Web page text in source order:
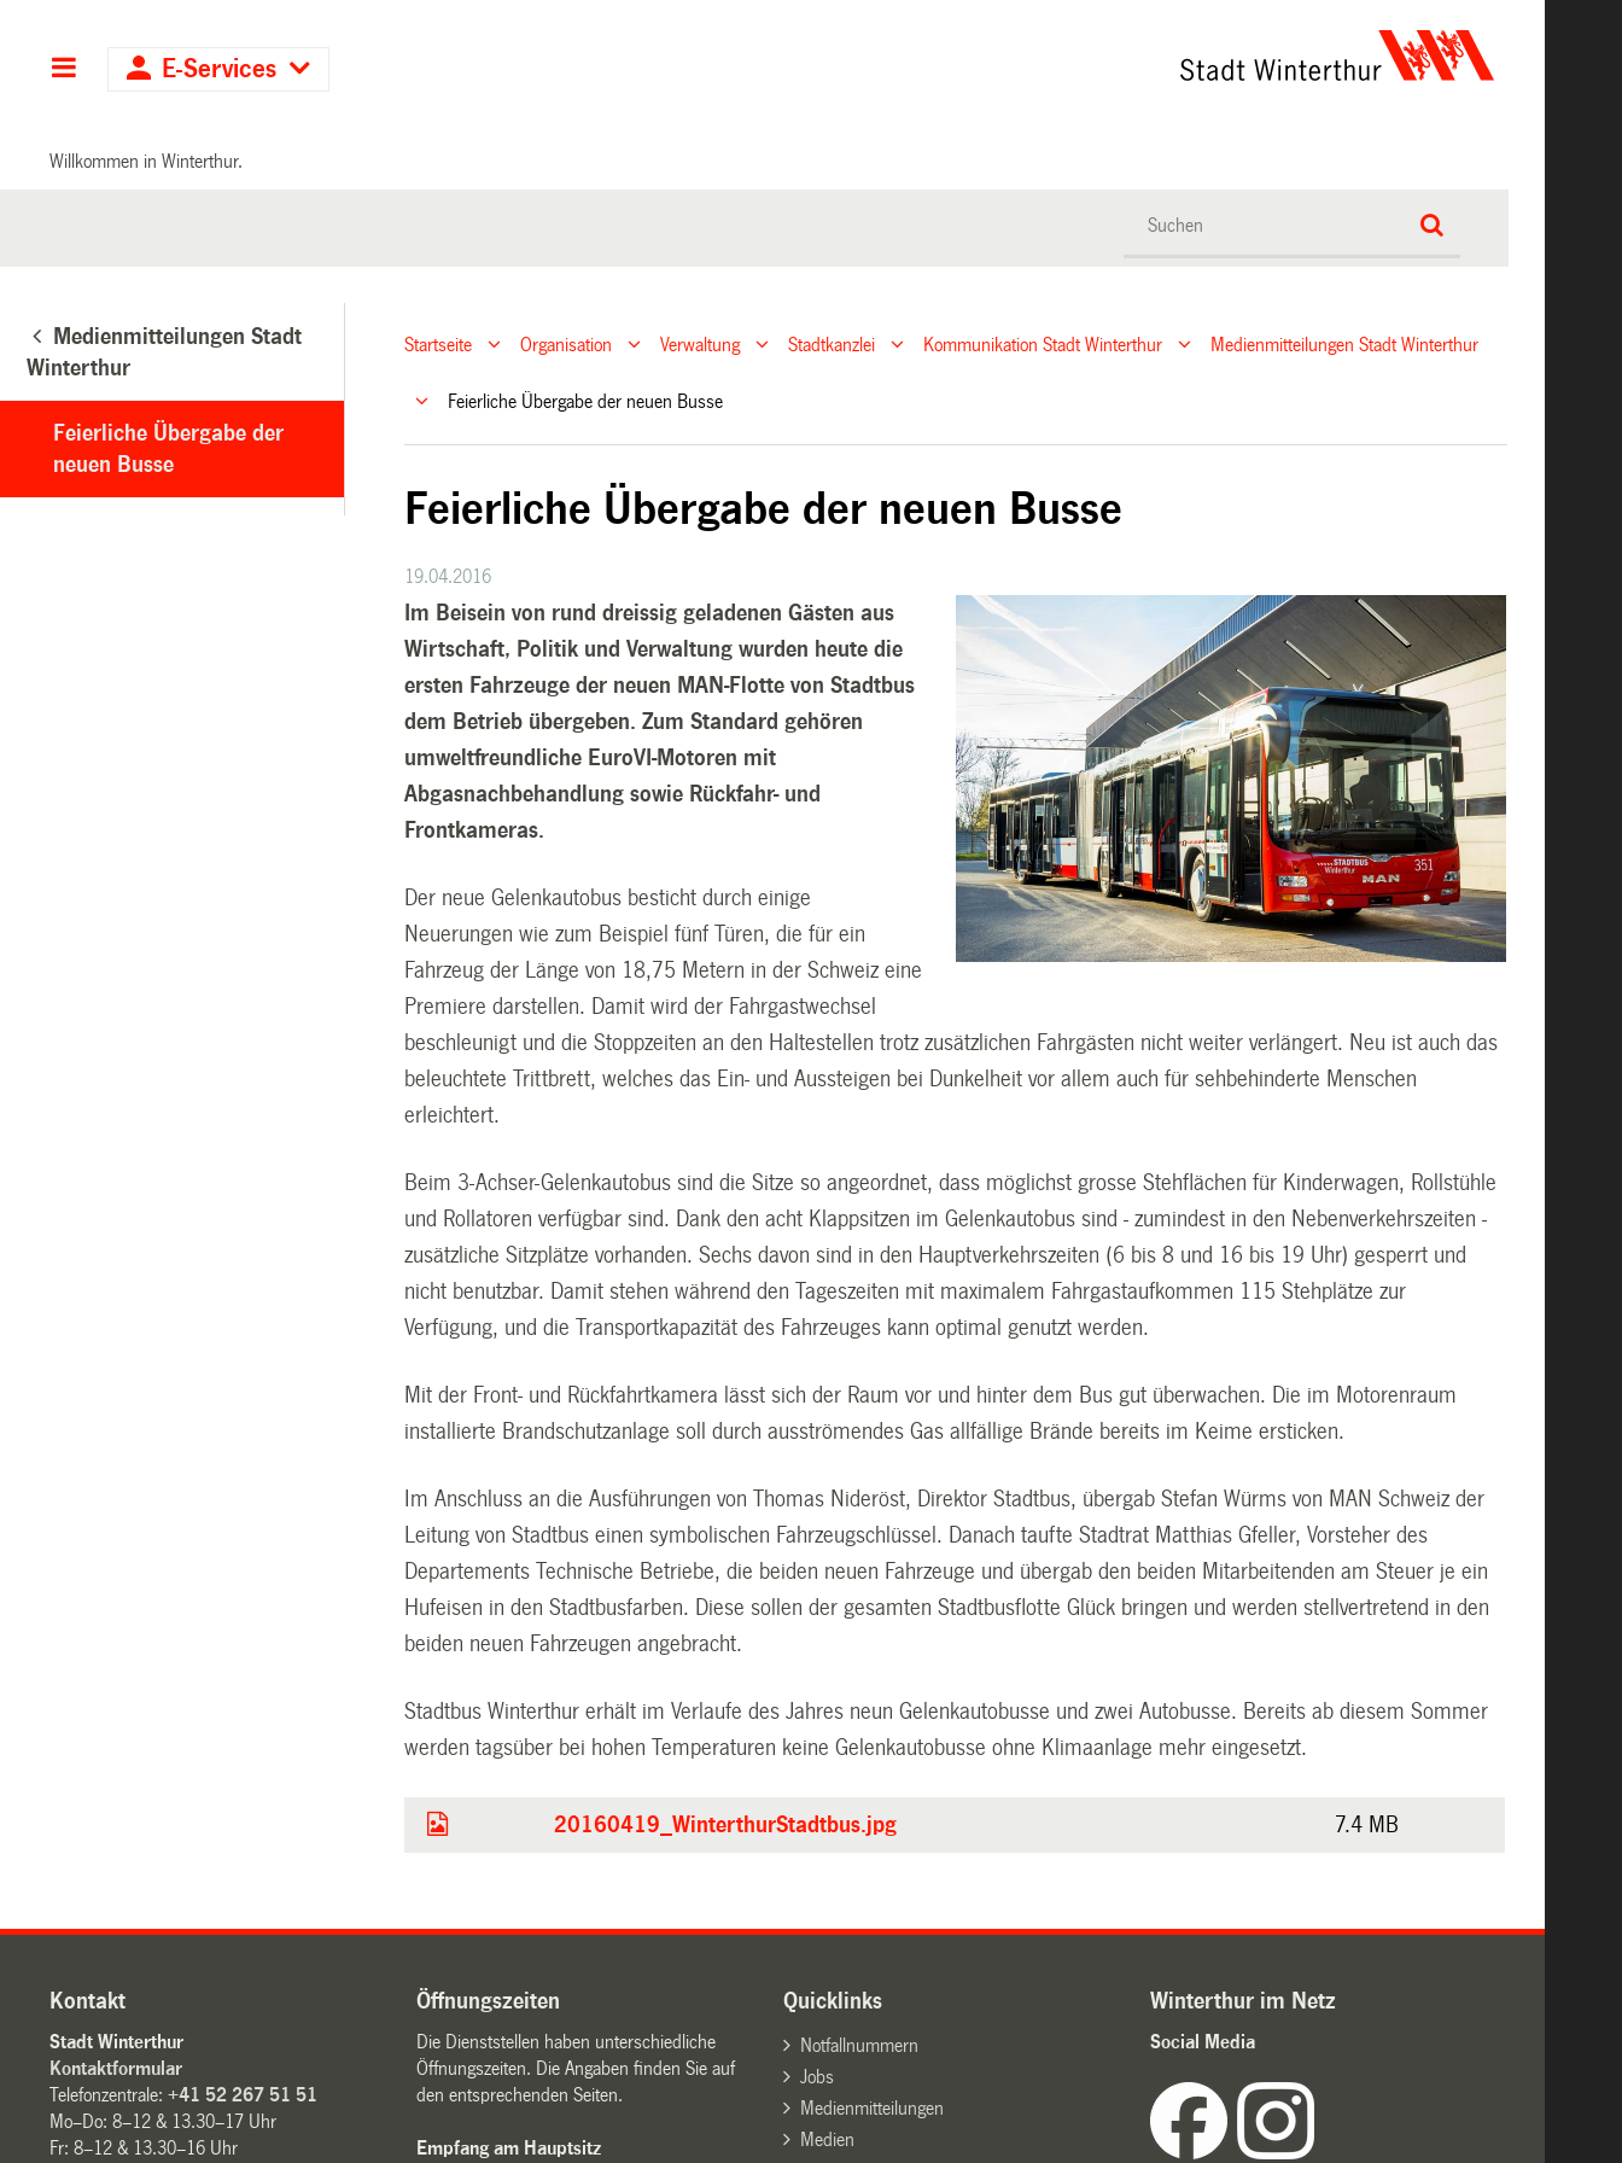
Hauptnavigation
E-Services
Willkommen in Winterthur.
Medienmitteilungen Stadt
Winterthur
Feierliche Übergabe der
neuen Busse
Startseite Organisation Verwaltung Stadtkanzlei Kommunikation Stadt Winterthur Medienmitteilungen Stadt Winterthur
Feierliche Übergabe der neuen Busse
Feierliche Übergabe der neuen Busse
19.04.2016
Im Beisein von rund dreissig geladenen Gästen aus
Wirtschaft, Politik und Verwaltung wurden heute die
ersten Fahrzeuge der neuen MAN-Flotte von Stadtbus
dem Betrieb übergeben. Zum Standard gehören
umweltfreundliche EuroVI-Motoren mit
Abgasnachbehandlung sowie Rückfahr- und
Frontkameras.
Der neue Gelenkautobus besticht durch einige
Neuerungen wie zum Beispiel fünf Türen, die für ein
Fahrzeug der Länge von 18,75 Metern in der Schweiz eine
Premiere darstellen. Damit wird der Fahrgastwechsel
beschleunigt und die Stoppzeiten an den Haltestellen trotz zusätzlichen Fahrgästen nicht weiter verlängert. Neu ist auch das
beleuchtete Trittbrett, welches das Ein- und Aussteigen bei Dunkelheit vor allem auch für sehbehinderte Menschen
erleichtert.
Beim 3-Achser-Gelenkautobus sind die Sitze so angeordnet, dass möglichst grosse Stehflächen für Kinderwagen, Rollstühle
und Rollatoren verfügbar sind. Dank den acht Klappsitzen im Gelenkautobus sind - zumindest in den Nebenverkehrszeiten -
zusätzliche Sitzplätze vorhanden. Sechs davon sind in den Hauptverkehrszeiten (6 bis 8 und 16 bis 19 Uhr) gesperrt und
nicht benutzbar. Damit stehen während den Tageszeiten mit maximalem Fahrgastaufkommen 115 Stehplätze zur
Verfügung, und die Transportkapazität des Fahrzeuges kann optimal genutzt werden.
Mit der Front- und Rückfahrtkamera lässt sich der Raum vor und hinter dem Bus gut überwachen. Die im Motorenraum
installierte Brandschutzanlage soll durch ausströmendes Gas allfällige Brände bereits im Keime ersticken.
Im Anschluss an die Ausführungen von Thomas Nideröst, Direktor Stadtbus, übergab Stefan Würms von MAN Schweiz der
Leitung von Stadtbus einen symbolischen Fahrzeugschlüssel. Danach taufte Stadtrat Matthias Gfeller, Vorsteher des
Departements Technische Betriebe, die beiden neuen Fahrzeuge und übergab den beiden Mitarbeitenden am Steuer je ein
Hufeisen in den Stadtbusfarben. Diese sollen der gesamten Stadtbusflotte Glück bringen und werden stellvertretend in den
beiden neuen Fahrzeugen angebracht.
Stadtbus Winterthur erhält im Verlaufe des Jahres neun Gelenkautobusse und zwei Autobusse. Bereits ab diesem Sommer
werden tagsüber bei hohen Temperaturen keine Gelenkautobusse ohne Klimaanlage mehr eingesetzt.
20160419_WinterthurStadtbus.jpg 7.4 MB
Kontakt
Stadt Winterthur
Kontaktformular
Telefonzentrale:+41 52 267 51 51
Mo–Do: 8–12 & 13.30–17 Uhr
Fr: 8–12 & 13.30–16 Uhr
Öffnungszeiten
Die Dienststellen haben unterschiedliche
Öffnungszeiten. Die Angaben finden Sie auf
den entsprechenden Seiten.
Empfang am Hauptsitz
Quicklinks
Notfallnummern
Jobs
Medienmitteilungen
Medien
Winterthur im Netz
Social Media